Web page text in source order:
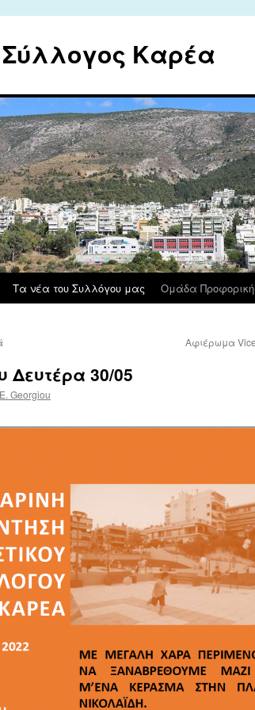
Σύλλογος Καρέα
Τα νέα του Συλλόγου μας Ομάδα
Αφιέρωμα
Δευτέρα 30/05
E. Georgiou